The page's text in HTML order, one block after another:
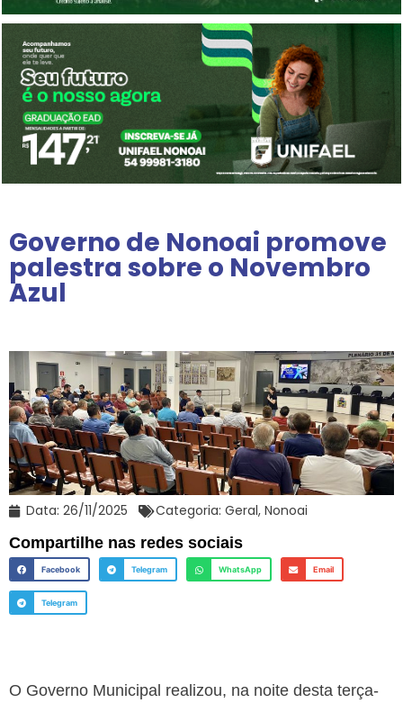
Governo de Nonoai promove
palestra sobre o Novembro
Azul
Data: 26/11/2025 Categoria: Geral, Nonoai
Compartilhe nas redes sociais
Facebook Telegram WhatsApp Email
Telegram
O Governo Municipal realizou, na noite desta terça-